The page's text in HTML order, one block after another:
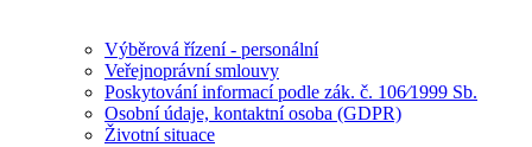
Výběrová řízení - personální
Veřejnoprávní smlouvy
Poskytování informací podle zák. č. 106⁄1999 Sb.
Osobní údaje, kontaktní osoba (GDPR)
Životní situace